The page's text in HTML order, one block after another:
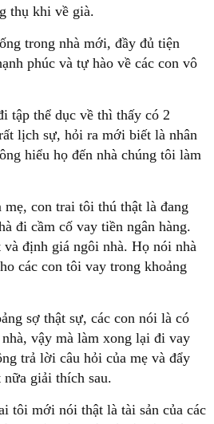
thụ khi về già.
trong nhà mới, đầy đủ tiện
phúc và tự hào về các con vô
tập thể dục về thì thấy có 2
lịch sự, hỏi ra mới biết là nhân
hiểu họ đến nhà chúng tôi làm
con trai tôi thú thật là đang
đi cầm cố vay tiền ngân hàng.
và định giá ngôi nhà. Họ nói nhà
các con tôi vay trong khoảng
sợ thật sự, các con nói là có
vậy mà làm xong lại đi vay
trả lời câu hỏi của mẹ và đẩy
giải thích sau.
tôi mới nói thật là tài sản của các